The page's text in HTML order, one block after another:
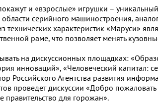
и «взрослые» игрушки –
серийного машиностроения,
технических характеристик «Маруси»
раме, что позволяет менять
на дискуссионных площадках:
инноваций», «Человеческий капитал:
Российского Агентства развития
проведет дискуссии «Добро
правительство для горожан».